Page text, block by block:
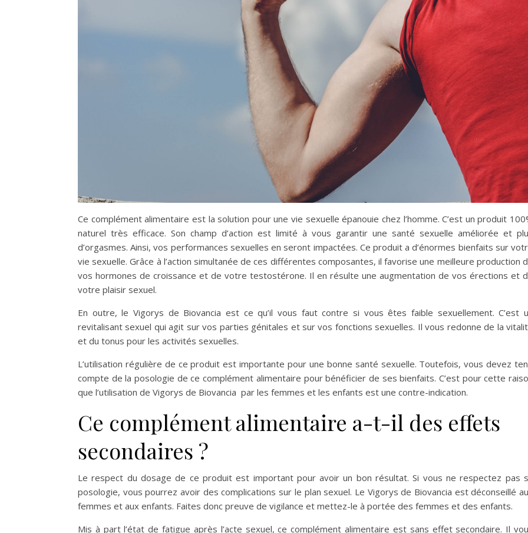
Ce complément alimentaire est la solution pour une vie sexuelle épanouie chez l’homme. C’est un produit
naturel très efficace. Son champ d’action est limité à vous garantir une santé sexuelle améliorée et
d’orgasmes. Ainsi, vos performances sexuelles en seront impactées. Ce produit a d’énormes bienfaits sur
vie sexuelle. Grâce à l’action simultanée de ces différentes composantes, il favorise une meilleure production
vos hormones de croissance et de votre testostérone. Il en résulte une augmentation de vos érections et
votre plaisir sexuel.
En outre, le Vigorys de Biovancia est ce qu’il vous faut contre si vous êtes faible sexuellement. C’est
revitalisant sexuel qui agit sur vos parties génitales et sur vos fonctions sexuelles. Il vous redonne de la
et du tonus pour les activités sexuelles.
L’utilisation régulière de ce produit est importante pour une bonne santé sexuelle. Toutefois, vous devez
compte de la posologie de ce complément alimentaire pour bénéficier de ses bienfaits. C’est pour cette
que l’utilisation de Vigorys de Biovancia par les femmes et les enfants est une contre-indication.
Ce complément alimentaire a-t-il des effets
secondaires ?
Le respect du dosage de ce produit est important pour avoir un bon résultat. Si vous ne respectez pas
posologie, vous pourrez avoir des complications sur le plan sexuel. Le Vigorys de Biovancia est déconseillé
femmes et aux enfants. Faites donc preuve de vigilance et mettez-le à portée des femmes et des enfants.
Mis à part l’état de fatigue après l’acte sexuel, ce complément alimentaire est sans effet secondaire. Il